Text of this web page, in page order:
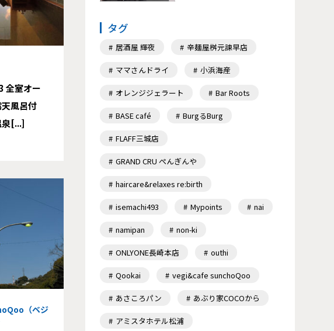
全室オー
風呂付
泉[...]
（ベジ
タグ
居酒屋 輝夜 辛麺屋桝元諫早店
ママさんドライ 小浜海産
オレンジジェラート Bar Roots
BASE café BurgるBurg
FLAFF三城店
GRAND CRU ぺんぎんや
haircare&relaxes re:birth
isemachi493 Mypoints nai
namipan non-ki
ONLYONE長崎本店 outhi
Qookai vegi&cafe sunchoQoo
あさころパン あぶり家COCOから
アミスタホテル松浦